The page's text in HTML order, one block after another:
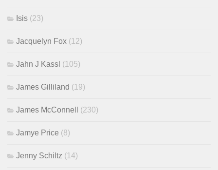
Isis (23)
Jacquelyn Fox (12)
Jahn J Kassl (105)
James Gilliland (19)
James McConnell (230)
Jamye Price (8)
Jenny Schiltz (14)